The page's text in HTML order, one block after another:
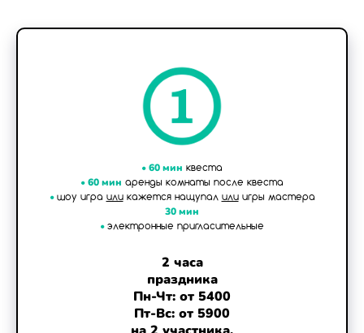
•60 мин квеста
•60 мин аренды комнаты после квеста
• шоу игра или кажется нащупал или игры мастера
30 мин
• электронные пригласительные
2 часа
праздника
Пн-Чт: от 5400
Пт-Вс: от 5900